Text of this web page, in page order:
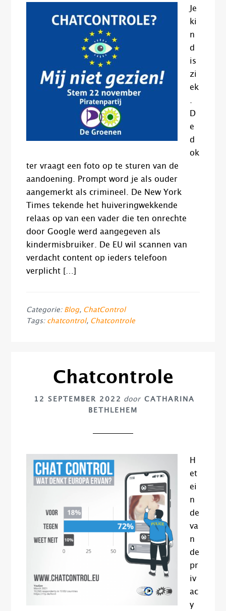
Je
ki
n
d
is
zi
ek
D
e
d
ok
ter vraagt een foto op te sturen van de
aandoening. Prompt word je als ouder
aangemerkt als crimineel. De New York
Times tekende het huiveringwekkende
relaas op van een vader die ten onrechte
door Google werd aangegeven als
kindermisbruiker. De EU wil scannen van
verdacht content op ieders telefoon
verplicht […]
Categorie: Blog, ChatControl
Tags: chatcontrol, Chatcontrole
Chatcontrole
12 SEPTEMBER 2022 door CATHARINA
BETHLEHEM
H
et
ei
n
de
va
n
de
pr
iv
ac
y